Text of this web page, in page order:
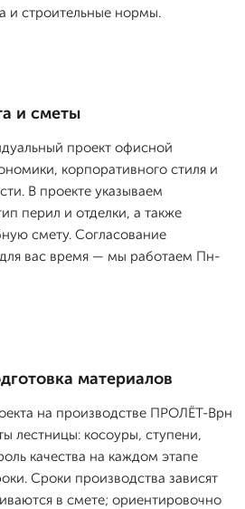
и строительные нормы.
и сметы
проект офисной
корпоративного стиля и
В проекте указываем
перил и отделки, а также
смету. Согласование
вас время — мы работаем Пн-
материалов
на производстве ПРОЛЁТ-Врн
лестницы: косоуры, ступени,
качества на каждом этапе
Сроки производства зависят
в смете; ориентировочно